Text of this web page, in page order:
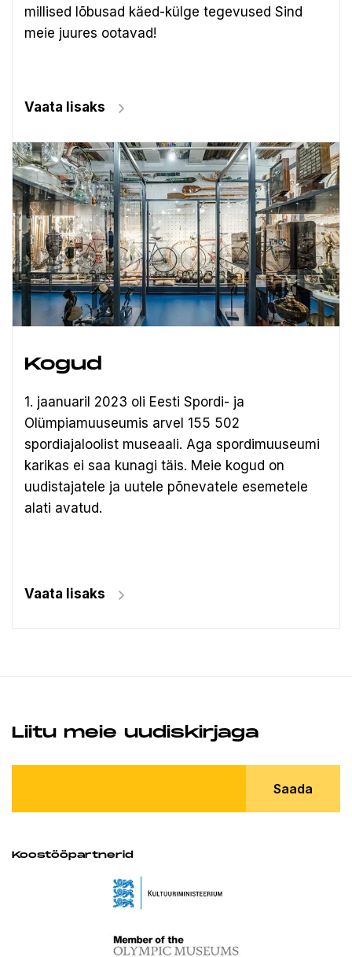
millised lõbusad käed-külge tegevused Sind
meie juures ootavad!
Vaata lisaks
Kogud
1. jaanuaril 2023 oli Eesti Spordi- ja
Olümpiamuuseumis arvel 155 502
spordiajaloolist museaali. Aga spordimuuseumi
karikas ei saa kunagi täis. Meie kogud on
uudistajatele ja uutele põnevatele esemetele
alati avatud.
Vaata lisaks
Liitu meie uudiskirjaga
Saada
Koostööpartnerid